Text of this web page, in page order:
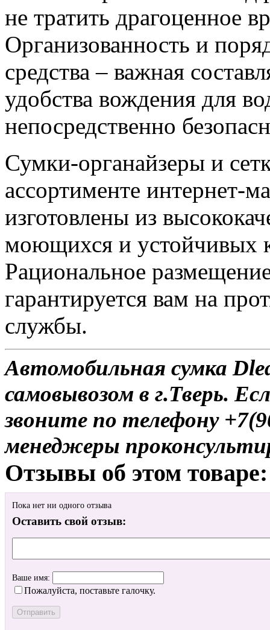
не тратить драгоценное
Организованность и
средства – важная
удобства вождения для
непосредственно
Сумки-органайзеры и
ассортименте интернет-
изготовлены из
моющихся и устойчивых
Рациональное
гарантируется вам на
службы.
Автомобильная сумка
самовывозом в г.Тверь.
звоните по телефону
менеджеры
Отзывы об этом товаре:
Пока нет ни одного отзыва
Оставить свой отзыв:
Ваше имя:
Пожалуйста, поставьте галочку.